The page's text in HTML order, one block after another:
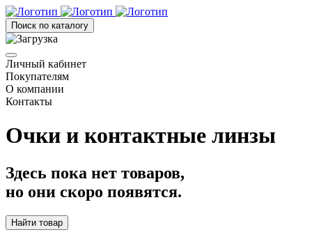
Поиск по каталогу
Личный кабинет
Покупателям
О компании
Контакты
Очки и контактные линзы
Здесь пока нет товаров,
но они скоро появятся.
Найти товар